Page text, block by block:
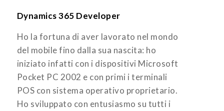
Dynamics 365 Developer
Ho la fortuna di aver lavorato nel mondo
del mobile fino dalla sua nascita: ho
iniziato infatti con i dispositivi Microsoft
Pocket PC 2002 e con primi i terminali
POS con sistema operativo proprietario.
Ho sviluppato con entusiasmo su tutti i